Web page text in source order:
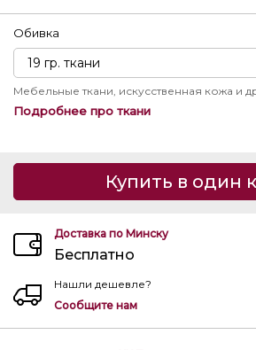
Обивка
Мебельные ткани, искусственная кожа и
Подробнее про ткани
Купить в один
Доставка по Минску
Бесплатно
Нашли дешевле?
Сообщите нам